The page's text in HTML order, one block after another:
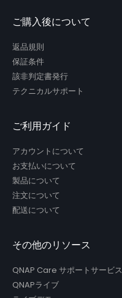
ご購入後について
返品規則
保証条件
該非判定書発行
テクニカルサポート
ご利用ガイド
アカウントについて
お支払いについて
製品について
注文について
配送について
その他のリソース
QNAP Care サポートサービス
QNAPライブ